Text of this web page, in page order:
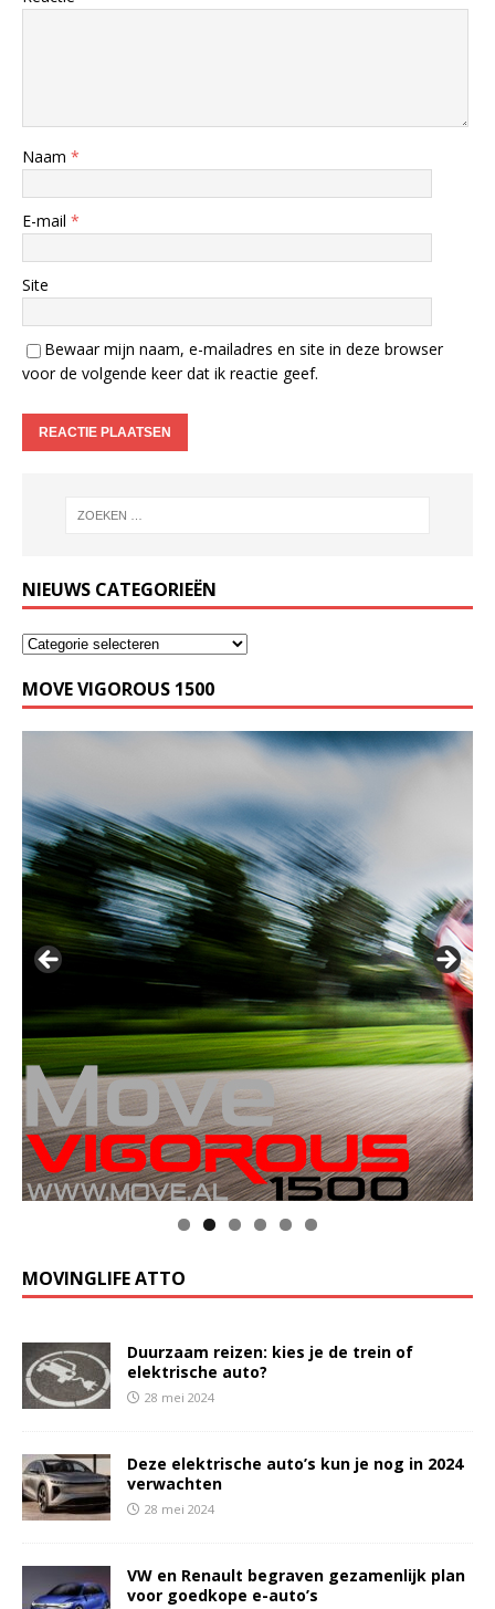
Naam *
E-mail *
Site
Bewaar mijn naam, e-mailadres en site in deze browser
voor de volgende keer dat ik reactie geef.
NIEUWS CATEGORIEËN
MOVE VIGOROUS 1500
MOVINGLIFE ATTO
Duurzaam reizen: kies je de trein of
elektrische auto?
28 mei 2024
Deze elektrische auto’s kun je nog in 2024
verwachten
28 mei 2024
VW en Renault begraven gezamenlijk plan
voor goedkope e-auto’s